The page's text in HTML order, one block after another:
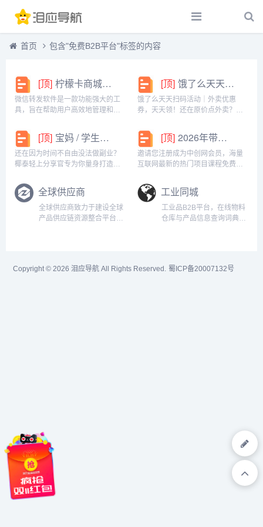
首页 包含"免费B2B平台"标签的内容
[顶] 柠檬卡商城24h自动发卡平台虚拟商品激活码自助购买商城
微信转发软件是一款功能强大的工
具，旨在帮助用户高效地管理和操
能，包括一键转发、朋友圈转发和
微信抢红包等。一键转发软件使得
用户可以轻松地将消息、图片或其
他内容快速转发给多个...
[顶] 饿了么天天扫码活动｜外卖优惠券，天天领！
饿了么天天扫码活动｜外卖优惠
券，天天领！还在原价点外卖？你
码活动」，用微信扫一扫，就能领
外卖专属优惠券，先领券再下单，
省钱更划算！优惠覆盖全场景早餐
汉堡、午餐快餐、晚餐炸...
[顶] 宝妈 / 学生党看过来！椰泰轻上分享官，时间自由，在家也能赚
还在因为时间不自由没法做副业？
椰泰轻上分享官专为你量身打造！
是想赚生活费的学生党，都能在这
里找到适合自己的增收方式。成为
分享官，你可以自由安排时间：带
娃间隙、下课碎片、睡...
[顶] 2026年带你闷声赚大钱，轻松月赚1000+
邀请您注册成为中创网会员，海量
互联网最新的热门项目课程免费学
CPA，CPS，虚拟资源，各类爆粉
赚钱攻略，国内外最新赚钱项目，
都在中创网，快来学习吧！注册中
创网（赚现金）h...
全球供应商
全球供应商致力于建设全球
产品供应链资源整合平台、
匹配采购需求，让全球商家
工业同城
工业品B2B平台，在线物料
仓库与产品信息查询词典！
最大限度地节约时间和成
Copyright © 2026 泪应导航 All Rights Reserved. 蜀ICP备20007132号